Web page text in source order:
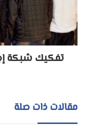
تفكيك شبكة
مقالات ذات صلة